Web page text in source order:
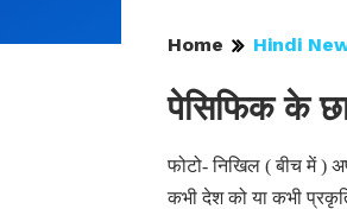
Home Hindi
पेसिफिक के
फोटो- निखिल ( बीच में )
कभी देश को या कभी